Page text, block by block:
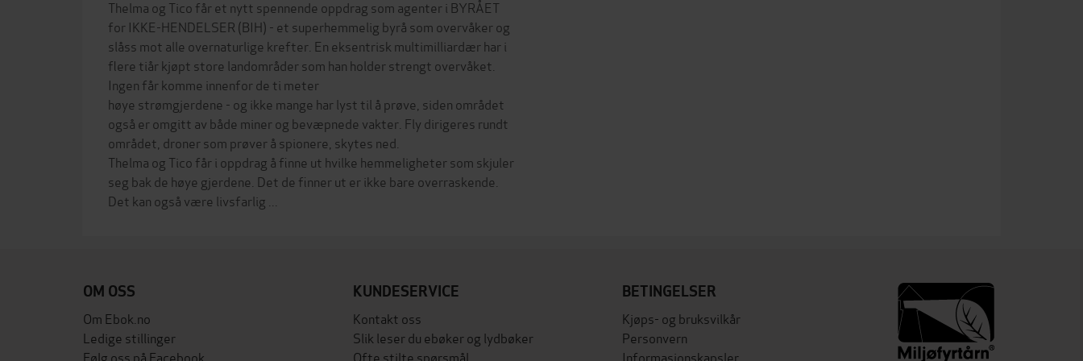
Thelma og Tico får et nytt spennende oppdrag som agenter i BYRÅET
for IKKE-HENDELSER (BIH) - et superhemmelig byrå som overvåker og
slåss mot alle overnaturlige krefter. En eksentrisk multimilliardær har i
flere tiår kjøpt store landområder som han holder strengt overvåket.
Ingen får komme innenfor de ti meter
høye strømgjerdene - og ikke mange har lyst til å prøve, siden området
også er omgitt av både miner og bevæpnede vakter. Fly dirigeres rundt
området, droner som prøver å spionere, skytes ned.
Thelma og Tico får i oppdrag å finne ut hvilke hemmeligheter som skjuler
seg bak de høye gjerdene. Det de finner ut er ikke bare overraskende.
OM OSS
Om Ebok.no
Ledige stillinger
Følg oss på Facebook
KUNDESERVICE
Kontakt oss
Slik leser du ebøker og lydbøker
Ofte stilte spørsmål
BETINGELSER
Kjøps- og bruksvilkår
Personvern
Informasjonskapsler